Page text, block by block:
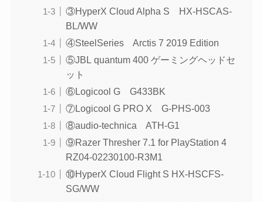
③HyperX Cloud Alpha S HX-HSCAS-
BL/WW
④SteelSeries Arctis 7 2019 Edition
⑤JBL quantum 400 ゲーミングヘッドセ
ット
⑥Logicool G G433BK
⑦Logicool G PRO X G-PHS-003
⑧audio-technica ATH-G1
⑨Razer Thresher 7.1 for PlayStation 4
RZ04-02230100-R3M1
⑩HyperX Cloud Flight S HX-HSCFS-
SG/WW